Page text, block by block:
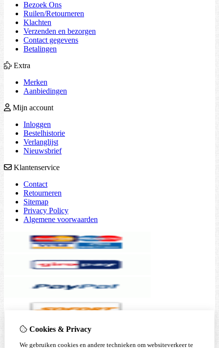
Bezoek Ons
Ruilen/Retourneren
Klachten
Verzenden en bezorgen
Contact gegevens
Betalingen
Extra
Merken
Aanbiedingen
Mijn account
Inloggen
Bestelhistorie
Verlanglijst
Nieuwsbrief
Klantenservice
Contact
Retourneren
Sitemap
Privacy Policy
Algemene voorwaarden
Cookies & Privacy
We gebruiken cookies en andere technieken om websiteverkeer te